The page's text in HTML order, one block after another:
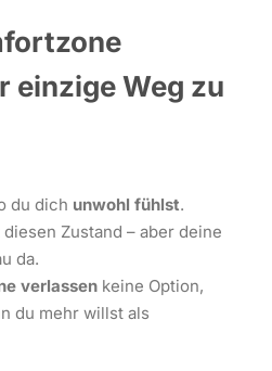
einzige Weg zu
du dich unwohl fühlst.
Zustand – aber deine
da.
verlassen keine Option,
du mehr willst als